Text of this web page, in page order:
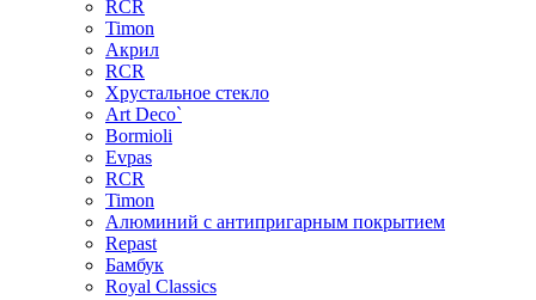
RCR
Timon
Акрил
RCR
Хрустальное стекло
Art Deco`
Bormioli
Evpas
RCR
Timon
Алюминий с антипригарным покрытием
Repast
Бамбук
Royal Classics